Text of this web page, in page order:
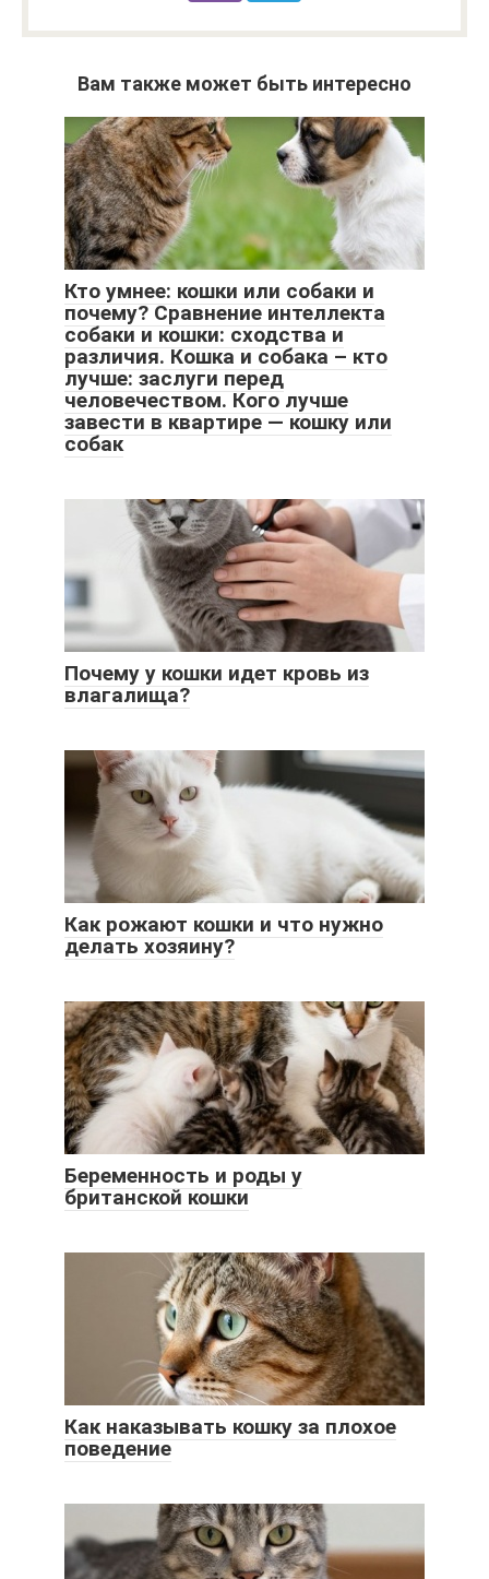
Вам также может быть интересно
Кто умнее: кошки или собаки и
почему? Сравнение интеллекта
собаки и кошки: сходства и
различия. Кошка и собака – кто
лучше: заслуги перед
человечеством. Кого лучше
завести в квартире — кошку или
собак
Почему у кошки идет кровь из
влагалища?
Как рожают кошки и что нужно
делать хозяину?
Беременность и роды у
британской кошки
Как наказывать кошку за плохое
поведение